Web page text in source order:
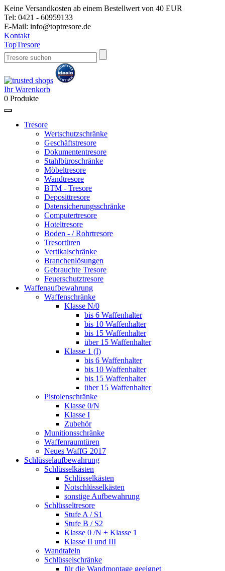
Keine Versandkosten ab einem Bestellwert von 40 EUR
Tel: 0421 - 60959133
E-Mail: info@toptresore.de
Kontakt
TopTresore
Ihr Warenkorb
0 Produkte
Tresore
Wertschutzschränke
Geschäftstresore
Dokumententresore
Stahlbüroschränke
Möbeltresore
Wandtresore
BTM - Tresore
Deposittresore
Datensicherungsschränke
Computertresore
Hoteltresore
Boden - / Rohrtresore
Tresortüren
Vertikalschränke
Branchenlösungen
Gebrauchte Tresore
Feuerschutztresore
Waffenaufbewahrung
Waffenschränke
Klasse N/0
bis 6 Waffenhalter
bis 10 Waffenhalter
bis 15 Waffenhalter
über 15 Waffenhalter
Klasse 1 (I)
bis 6 Waffenhalter
bis 10 Waffenhalter
bis 15 Waffenhalter
über 15 Waffenhalter
Pistolenschränke
Klasse 0/N
Klasse I
Zubehör
Munitionsschränke
Waffenraumtüren
Neues WaffG 2017
Schlüsselaufbewahrung
Schlüsselkästen
Schlüsselkästen
Notschlüsselkästen
sonstige Aufbewahrung
Schlüsseltresore
Stufe A / S1
Stufe B / S2
Klasse 0 /N + Klasse 1
Klasse II und III
Wandtafeln
Schlüsselschränke
für die Wandmontage geeignet